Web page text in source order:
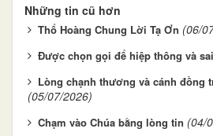
Những tin cũ hơn
Thổ Hoàng Chung Lời Tạ Ơn (06/
Được chọn gọi để hiệp thông và
Lòng chạnh thương và cánh đồng
(05/07/2026)
Chạm vào Chúa bằng lòng tin (04/